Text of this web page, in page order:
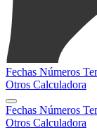
Fechas Números
Otros Calculadora
Fechas Números
Otros Calculadora